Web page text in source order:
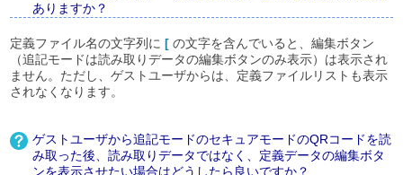
ありますか？
定義ファイル名の文字列に [の文字を含んでいると、編集ボタン
（追記モードは読み取りデータの編集ボタンのみ表示）は表示され
ません。ただし、ゲストユーザからは、定義ファイルリストも表示
されなくなります。
ゲストユーザから追記モードのセキュアモードのQRコードを読
み取った後、読み取りデータではなく、定義データの編集ボタ
ンを表示させたい場合はどうしたら良いですか？